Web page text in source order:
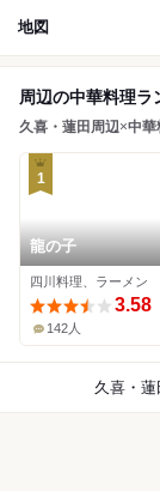
地図
周辺の中華料理ラ
久喜・蓮田周辺×中華
1
龍の子
四川料理、ラーメン
3.58
142人